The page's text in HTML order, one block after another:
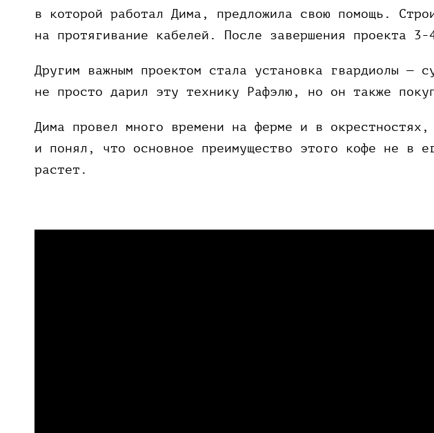
в которой работал Дима, предложила свою помощь.
на протягивание кабелей. После завершения проекта
Другим важным проектом стала установка гвардиолы —
не просто дарил эту технику Рафэлю, но он также
Дима провел много времени на ферме и в
и понял, что основное преимущество этого кофе не в
растет.